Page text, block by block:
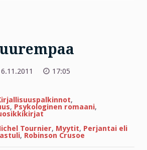
17:05
,
, Psykologinen romaani,
Tournier, Myytit, Perjantai eli
, Robinson Crusoe